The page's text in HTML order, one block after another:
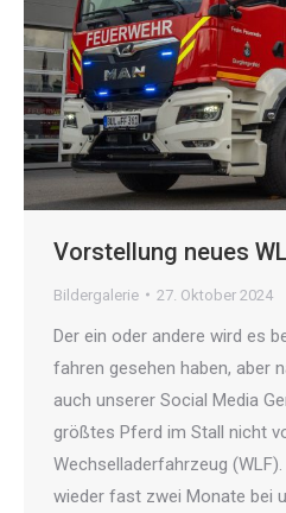
Vorstellung neues
Bildergalerie 27. Oktober 2024
Der ein oder andere wird es
fahren gesehen haben, aber
auch unserer Social Media
größtes Pferd im Stall nicht
Wechselladerfahrzeug
wieder fast zwei Monate bei